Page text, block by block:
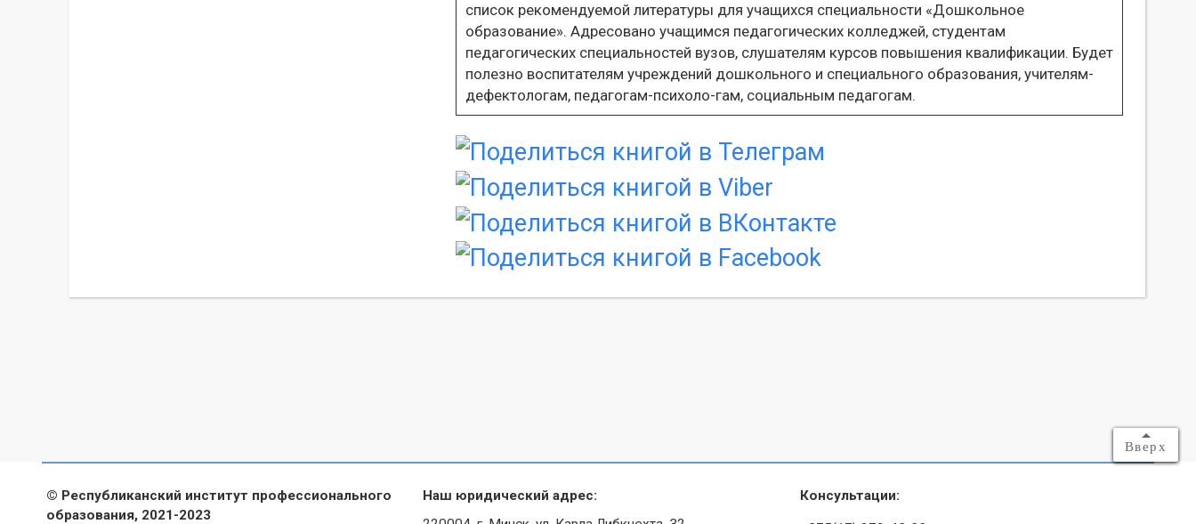
список рекомендуемой литературы для учащихся специальности «Дошкольное
образование». Адресовано учащимся педагогических колледжей, студентам
педагогических специальностей вузов, слушателям курсов повышения квалификации. Будет
полезно воспитателям учреждений дошкольного и специального образования, учителям-
дефектологам, педагогам-психоло-гам, социальным педагогам.
Вверх
© Республиканский институт профессионального
образования, 2021-2023
Наш юридический адрес:
Консультации: